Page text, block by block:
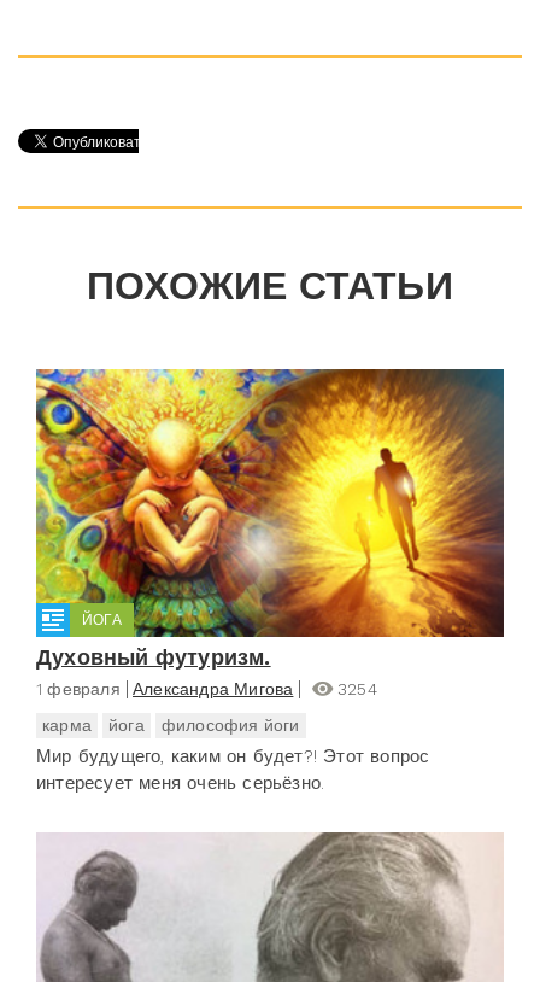
ПОХОЖИЕ СТАТЬИ
ЙОГА
Духовный футуризм.
1 февраля Александра Мигова
3254
карма
йога философия йоги
Мир будущего, каким он будет?! Этот вопрос
интересует меня очень серьёзно.